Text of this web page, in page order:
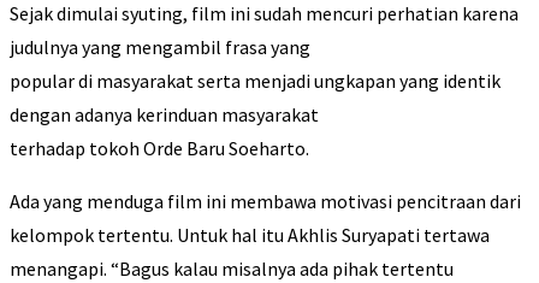
Sejak dimulai syuting, film ini sudah mencuri perhatian karena
judulnya yang mengambil frasa yang
popular di masyarakat serta menjadi ungkapan yang identik
dengan adanya kerinduan masyarakat
terhadap tokoh Orde Baru Soeharto.
Ada yang menduga film ini membawa motivasi pencitraan dari
kelompok tertentu. Untuk hal itu Akhlis Suryapati tertawa
menangapi. “Bagus kalau misalnya ada pihak tertentu